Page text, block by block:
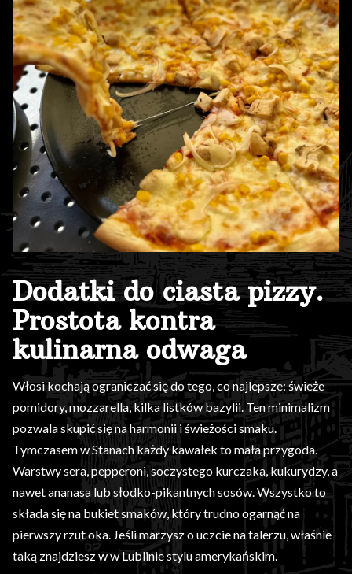
Dodatki do ciasta pizzy.
Prostota kontra
kulinarna odwaga
Włosi kochają ograniczać się do tego, co najlepsze: świeże
pomidory, mozzarella, kilka listków bazylii. Ten minimalizm
pozwala skupić się na harmonii i świeżości smaku.
Tymczasem w Stanach każdy kawałek to mała przygoda.
Warstwy sera, pepperoni, soczystego kurczaka, kukurydzy, a
nawet ananasa lub słodko-pikantnych sosów. Wszystko to
składa się na bukiet smaków, który trudno ogarnąć na
pierwszy rzut oka. Jeśli marzysz o uczcie na talerzu, właśnie
taką znajdziesz w w Lublinie stylu amerykańskim.